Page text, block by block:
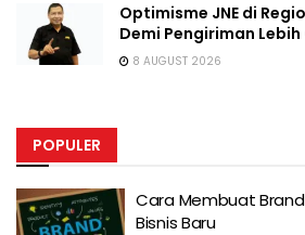
Optimisme JNE di
Demi Pengiriman
8 AUGUST 2026
POPULER
Cara Membuat
Bisnis Baru